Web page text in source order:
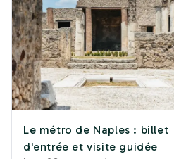
Le métro de Naples : billet
d'entrée et visite guidée